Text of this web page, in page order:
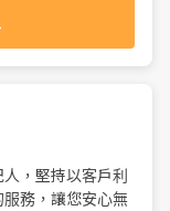
，堅持以客戶利
務，讓您安心無